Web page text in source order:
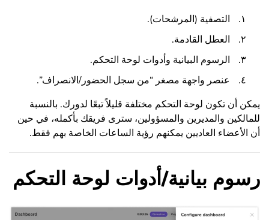
التصفية (المرشحات).
العطل القادمة.
الرسوم البيانية وأدوات لوحة التحكم.
عنصر واجهة مصغر “من سجل الحضور/الانصراف”.
يمكن أن تكون لوحة التحكم مختلفة قليلاً تبعًا لدورك. بالنسبة
للمالكين والمديرين والمسؤولين، سترى فريقك بأكمله، في حين
أن الأعضاء العاديين يمكنهم رؤية الساعات الخاصة بهم فقط.
رسوم بيانية/أدوات لوحة التحكم